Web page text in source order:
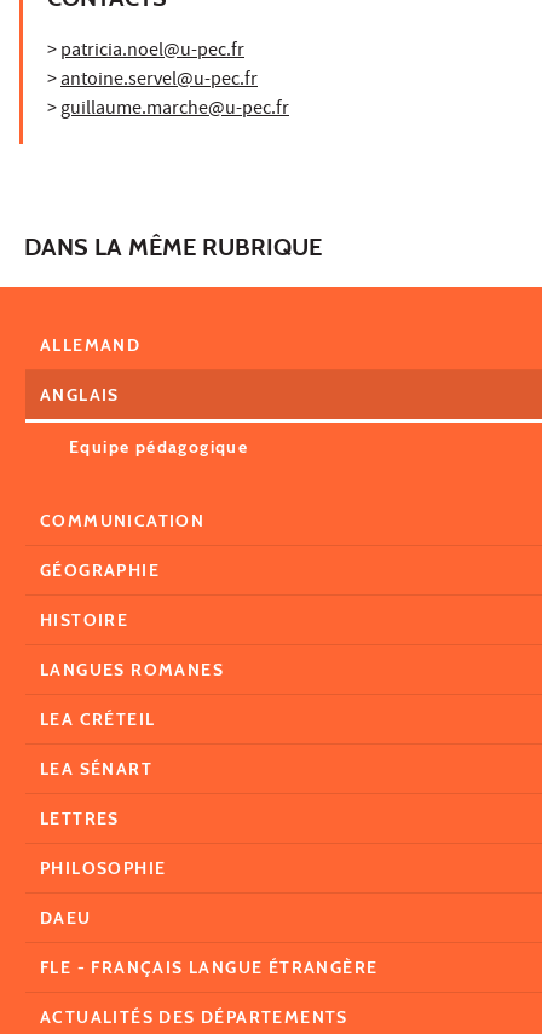
>patricia.noel@u-pec.fr
>antoine.servel@u-pec.fr
>guillaume.marche@u-pec.fr
DANS LA MÊME RUBRIQUE
ALLEMAND
ANGLAIS
Equipe pédagogique
COMMUNICATION
GÉOGRAPHIE
HISTOIRE
LANGUES ROMANES
LEA CRÉTEIL
LEA SÉNART
LETTRES
PHILOSOPHIE
DAEU
FLE - FRANÇAIS LANGUE ÉTRANGÈRE
ACTUALITÉS DES DÉPARTEMENTS